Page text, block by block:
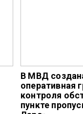
В МВД
оперативная
контроля
пункте